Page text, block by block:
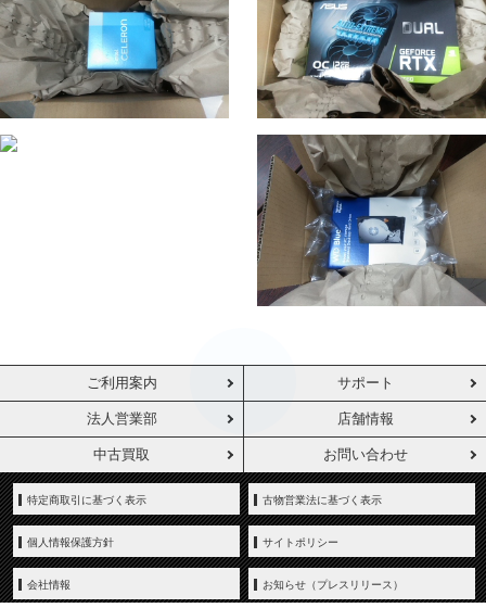
ご利用案内 サポート
法人営業部 店舗情報
中古買取 お問い合わせ
特定商取引に基づく表示 古物営業法に基づく表示
個人情報保護方針 サイトポリシー
会社情報 お知らせ（プレスリリース）